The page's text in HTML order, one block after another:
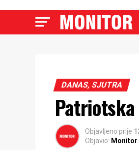
DANAS, SJUTRA
Objavljeno prije
Objavio: Monitor